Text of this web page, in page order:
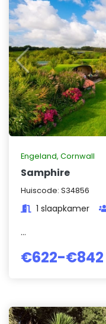
Engeland, Cornwall
Samphire
Huiscode: S34856
1 slaapkamer
...
€622-€842